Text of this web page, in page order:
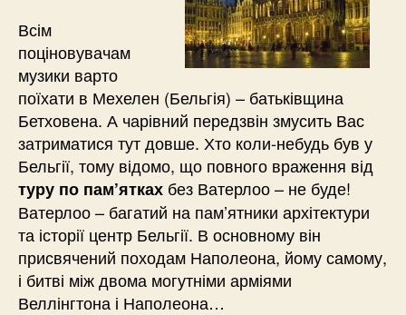
Всім
поціновувачам
музики варто
поїхати в Мехелен (Бельгія) – батьківщина
Бетховена. А чарівний передзвін змусить Вас
затриматися тут довше. Хто коли-небудь був у
Бельгії, тому відомо, що повного враження від
туру по пам’ятках без Ватерлоо – не буде!
Ватерлоо – багатий на пам’ятники архітектури
та історії центр Бельгії. В основному він
присвячений походам Наполеона, йому самому,
і битві між двома могутніми арміями
Веллінгтона і Наполеона…